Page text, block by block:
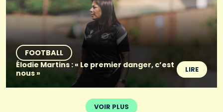
FOOTBALL
Élodie Martins : « Le premier danger, c’est
nous »
LIRE
VOIR PLUS